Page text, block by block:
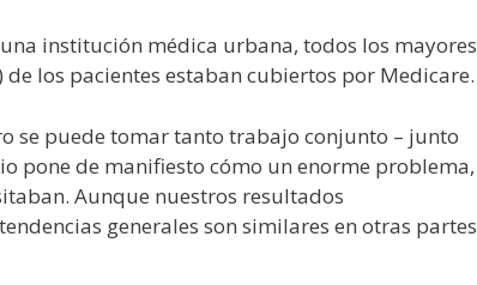
institución médica urbana, todos los mayores
los pacientes estaban cubiertos por Medicare.
se puede tomar tanto trabajo conjunto – junto
pone de manifiesto cómo un enorme problema,
Aunque nuestros resultados
generales son similares en otras partes